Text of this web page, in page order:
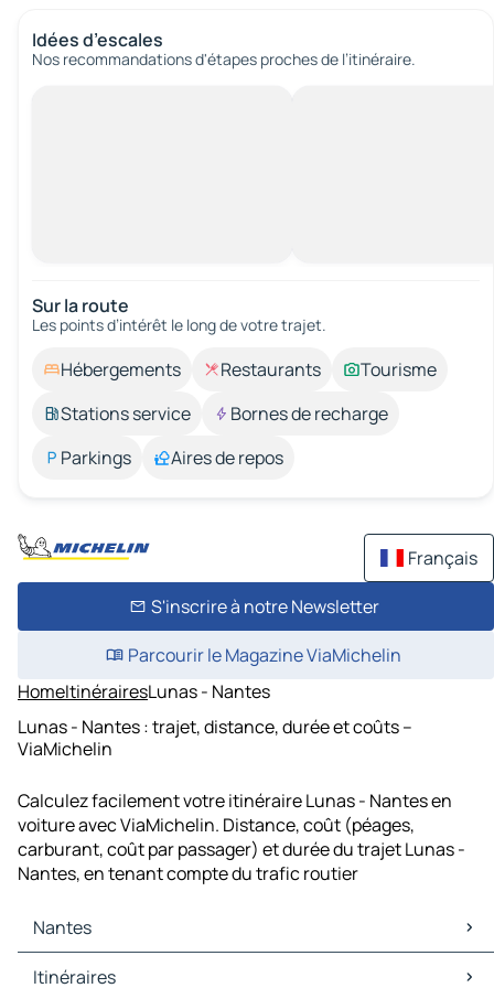
Idées d’escales
Nos recommandations d'étapes proches de l’itinéraire.
Sur la route
Les points d’intérêt le long de votre trajet.
Hébergements Restaurants
Tourisme
Stations service
Bornes de recharge
Parkings
Aires de repos
Français
S'inscrire à notre Newsletter
Parcourir le Magazine ViaMichelin
HomeItinérairesLunas - Nantes
Lunas - Nantes : trajet, distance, durée et coûts –
ViaMichelin
Calculez facilement votre itinéraire Lunas - Nantes en
voiture avec ViaMichelin. Distance, coût (péages,
carburant, coût par passager) et durée du trajet Lunas -
Nantes, en tenant compte du trafic routier
Nantes
Nantes Cartes et plans
Itinéraires